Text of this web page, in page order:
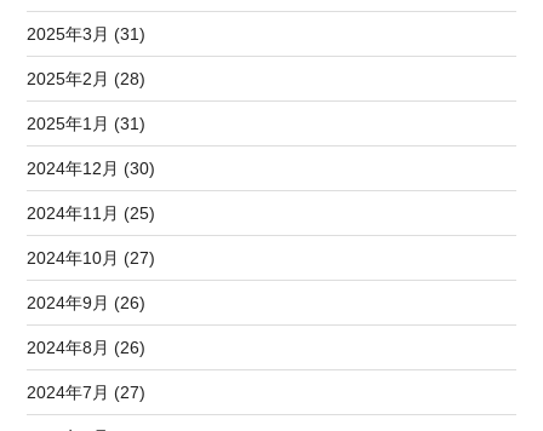
2025年3月 (31)
2025年2月 (28)
2025年1月 (31)
2024年12月 (30)
2024年11月 (25)
2024年10月 (27)
2024年9月 (26)
2024年8月 (26)
2024年7月 (27)